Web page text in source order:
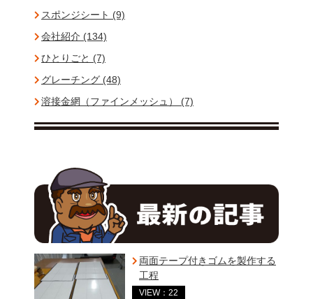
スポンジシート (9)
会社紹介 (134)
ひとりごと (7)
グレーチング (48)
溶接金網（ファインメッシュ） (7)
両面テープ付きゴムを製作する
工程
VIEW：22